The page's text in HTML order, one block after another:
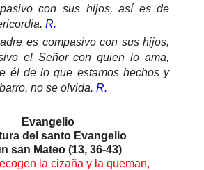
con sus hijos, así es de
R.
es compasivo con sus hijos,
el Señor con quien lo ama,
él de lo que estamos hechos y
no se olvida. R.
Evangelio
del santo Evangelio
san Mateo (13, 36-43)
la cizaña y la queman,